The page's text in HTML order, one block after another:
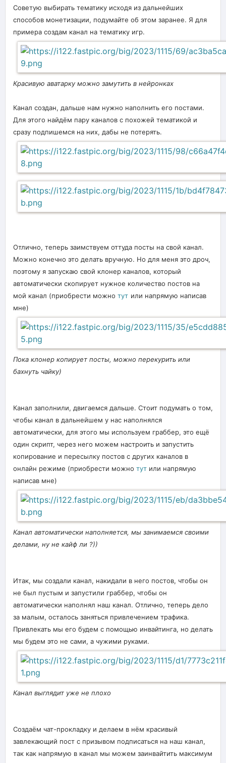
Советую выбирать тематику исходя из дальнейших
способов монетизации, подумайте об этом заранее. Я для
примера создам канал на тематику игр.
Красивую аватарку можно замутить в нейронках
Канал создан, дальше нам нужно наполнить его постами.
Для этого найдём пару каналов с похожей тематикой и
сразу подпишемся на них, дабы не потерять.
Отлично, теперь заимствуем оттуда посты на свой канал.
Можно конечно это делать вручную. Но для меня это дроч,
поэтому я запускаю свой клонер каналов, который
автоматически скопирует нужное количество постов на
мой канал (приобрести можно тут или напрямую написав
мне)
Пока клонер копирует посты, можно перекурить или
бахнуть чайку)
Канал заполнили, двигаемся дальше. Стоит подумать о том,
чтобы канал в дальнейшем у нас наполнялся
автоматически, для этого мы используем граббер, это ещё
один скрипт, через него можем настроить и запустить
копирование и пересылку постов с других каналов в
онлайн режиме (приобрести можно тут или напрямую
написав мне)
Канал автоматически наполняется, мы занимаемся своими
делами, ну не кайф ли ?))
Итак, мы создали канал, накидали в него постов, чтобы он
не был пустым и запустили граббер, чтобы он
автоматически наполнял наш канал. Отлично, теперь дело
за малым, осталось заняться привлечением трафика.
Привлекать мы его будем с помощью инвайтинга, но делать
мы будем это не сами, а чужими руками.
Канал выглядит уже не плохо
Создаём чат-прокладку и делаем в нём красивый
завлекающий пост с призывом подписаться на наш канал,
так как напрямую в канал мы можем заинвайтить максимум